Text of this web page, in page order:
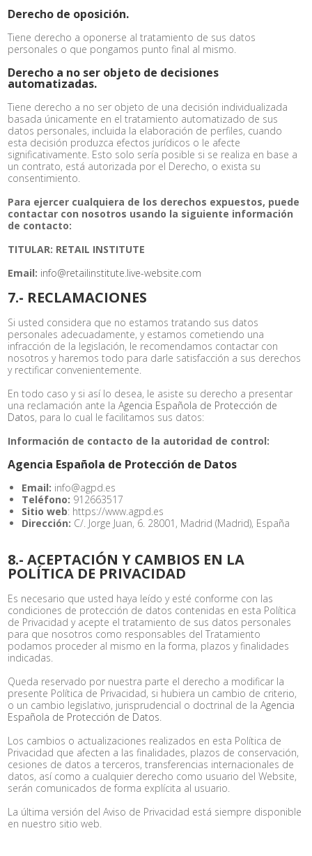
Derecho de oposición.
Tiene derecho a oponerse al tratamiento de sus datos
personales o que pongamos punto final al mismo.
Derecho a no ser objeto de decisiones
automatizadas.
Tiene derecho a no ser objeto de una decisión individualizada
basada únicamente en el tratamiento automatizado de sus
datos personales, incluida la elaboración de perfiles, cuando
esta decisión produzca efectos jurídicos o le afecte
significativamente. Esto solo sería posible si se realiza en base a
un contrato, está autorizada por el Derecho, o exista su
consentimiento.
Para ejercer cualquiera de los derechos expuestos, puede
contactar con nosotros usando la siguiente información
de contacto:
TITULAR: RETAIL INSTITUTE
Email: info@retailinstitute.live-website.com
7.- RECLAMACIONES
Si usted considera que no estamos tratando sus datos
personales adecuadamente, y estamos cometiendo una
infracción de la legislación, le recomendamos contactar con
nosotros y haremos todo para darle satisfacción a sus derechos
y rectificar convenientemente.
En todo caso y si así lo desea, le asiste su derecho a presentar
una reclamación ante laAgencia Española de Protección de
Datos, para lo cual le facilitamos sus datos:
Información de contacto de la autoridad de control:
Agencia Española de Protección de Datos
Email: info@agpd.es
Teléfono: 912663517
Sitio web: https://www.agpd.es
Dirección: C/. Jorge Juan, 6. 28001, Madrid (Madrid), España
8.- ACEPTACIÓN Y CAMBIOS EN LA
POLÍTICA DE PRIVACIDAD
Es necesario que usted haya leído y esté conforme con las
condiciones de protección de datos contenidas en esta Política
de Privacidad y acepte el tratamiento de sus datos personales
para que nosotros como responsables del Tratamiento
podamos proceder al mismo en la forma, plazos y finalidades
indicadas.
Queda reservado por nuestra parte el derecho a modificar la
presente Política de Privacidad, si hubiera un cambio de criterio,
o un cambio legislativo, jurisprudencial o doctrinal de laAgencia
Española de Protección de Datos.
Los cambios o actualizaciones realizados en esta Política de
Privacidad que afecten a las finalidades, plazos de conservación,
cesiones de datos a terceros, transferencias internacionales de
datos, así como a cualquier derecho como usuario del Website,
serán comunicados de forma explícita al usuario.
La última versión del Aviso de Privacidad está siempre disponible
en nuestro sitio web.